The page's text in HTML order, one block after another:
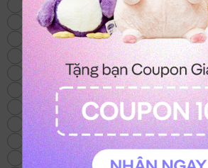
Thỏ Bông
Gấu Bông Mới
Heo Bông
Chó Bông
Mèo Bông
Gấu Bông Size Lớn
Gấu Bông 100k
Gấu Bông Áo Len
Chuột Bông Capybara
Gấu Bông Noel